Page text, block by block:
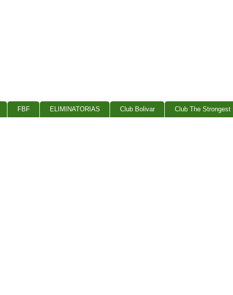
FBF ELIMINATORIAS Club Bolivar Club The Strongest